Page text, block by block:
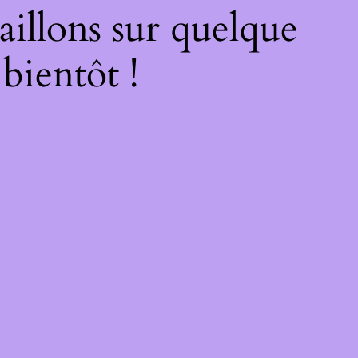
sur quelque
!